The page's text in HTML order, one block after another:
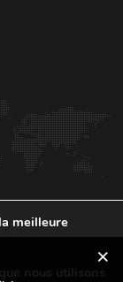
meilleure